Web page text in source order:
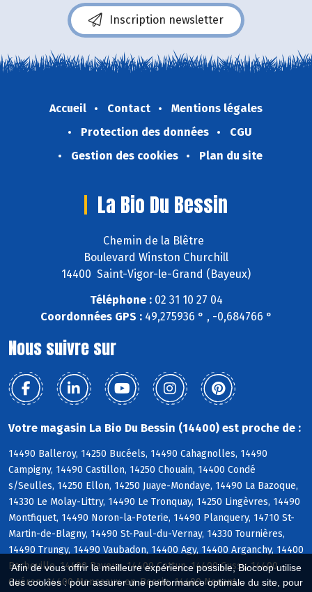
Afin de vous offrir la meilleure expérience possible, Biocoop utilise
des cookies : pour assurer une performance optimale du site, pour
Inscription newsletter
Accueil Contact
Mentions légales
Protection des données
CGU
Gestion des cookies
Plan du site
La Bio Du Bessin
Chemin de la Blêtre
Boulevard Winston Churchill
14400 Saint-Vigor-le-Grand (Bayeux)
Téléphone :02 31 10 27 04
Coordonnées GPS :49,275936 ° , -0,684766 °
Nous suivre sur
Votre magasin La Bio Du Bessin (14400) est proche de :
14490 Balleroy, 14250 Bucéels, 14490 Cahagnolles, 14490
Campigny, 14490 Castillon, 14250 Chouain, 14400 Condé
s/Seulles, 14250 Ellon, 14250 Juaye-Mondaye, 14490 La Bazoque,
14330 Le Molay-Littry, 14490 Le Tronquay, 14250 Lingèvres, 14490
Montfiquet, 14490 Noron-la-Poterie, 14490 Planquery, 14710 St-
Martin-de-Blagny, 14490 St-Paul-du-Vernay, 14330 Tournières,
14490 Trungy, 14490 Vaubadon, 14400 Agy, 14400 Arganchy, 14400
Barbeville, 14400 Bayeux, 14400 Cottun, 14400 Cussy, 14400
Guéron, 14400 Monceaux-en-Bessin, 14400 Nonant